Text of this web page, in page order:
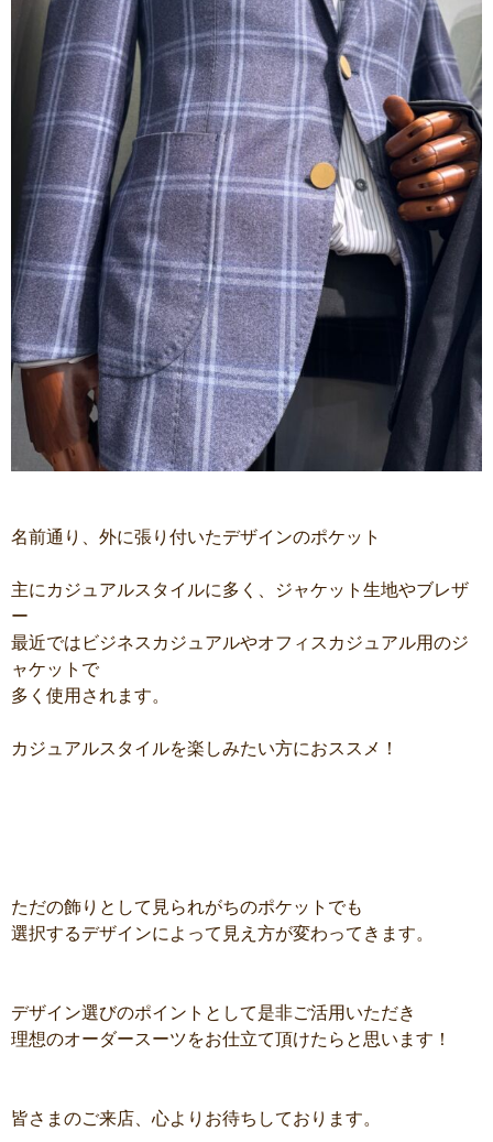
名前通り、外に張り付いたデザインのポケット
主にカジュアルスタイルに多く、ジャケット生地やブレザ
ー
最近ではビジネスカジュアルやオフィスカジュアル用のジ
ャケットで
多く使用されます。
カジュアルスタイルを楽しみたい方におススメ！
ただの飾りとして見られがちのポケットでも
選択するデザインによって見え方が変わってきます。
デザイン選びのポイントとして是非ご活用いただき
理想のオーダースーツをお仕立て頂けたらと思います！
皆さまのご来店、心よりお待ちしております。